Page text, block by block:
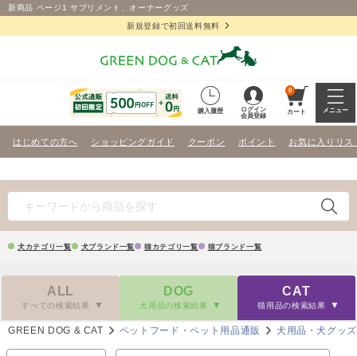
新商品 ページ1 サプリメント、オーナーグッズ
新規登録で初回送料無料
購入履歴
ログイン
会員登録
0
カート メニュー
はじめての方へ ショッピングガイド クーポン ポイント お気に入りリス
犬カテゴリ一覧 犬ブランド一覧 猫カテゴリ一覧 猫ブランド一覧
ALL
すべての検索結果
DOG
犬用品の検索結果
CAT
猫用品の検索結果
GREEN DOG & CAT ペットフード・ペット用品通販 犬用品・犬グッズ